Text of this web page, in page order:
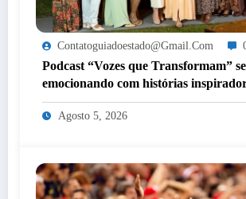
Contatoguiadoestado@gmail.com
Podcast “Vozes que Transformam”
emocionando com histórias
mulheres de Itaperuna
Agosto 5, 2026